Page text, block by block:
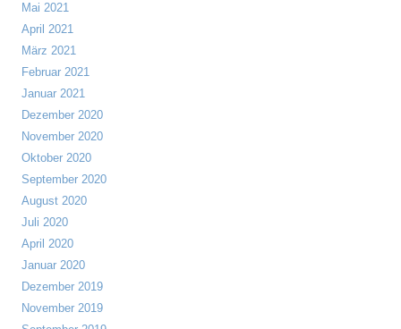
Mai 2021
April 2021
März 2021
Februar 2021
Januar 2021
Dezember 2020
November 2020
Oktober 2020
September 2020
August 2020
Juli 2020
April 2020
Januar 2020
Dezember 2019
November 2019